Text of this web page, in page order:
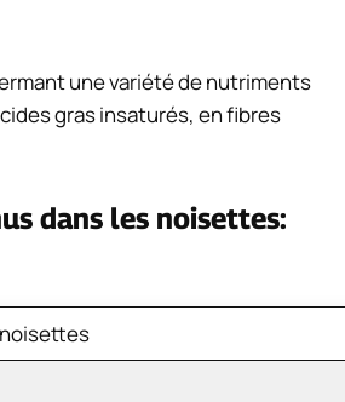
une variété de nutriments
gras insaturés, en fibres
dans les noisettes: